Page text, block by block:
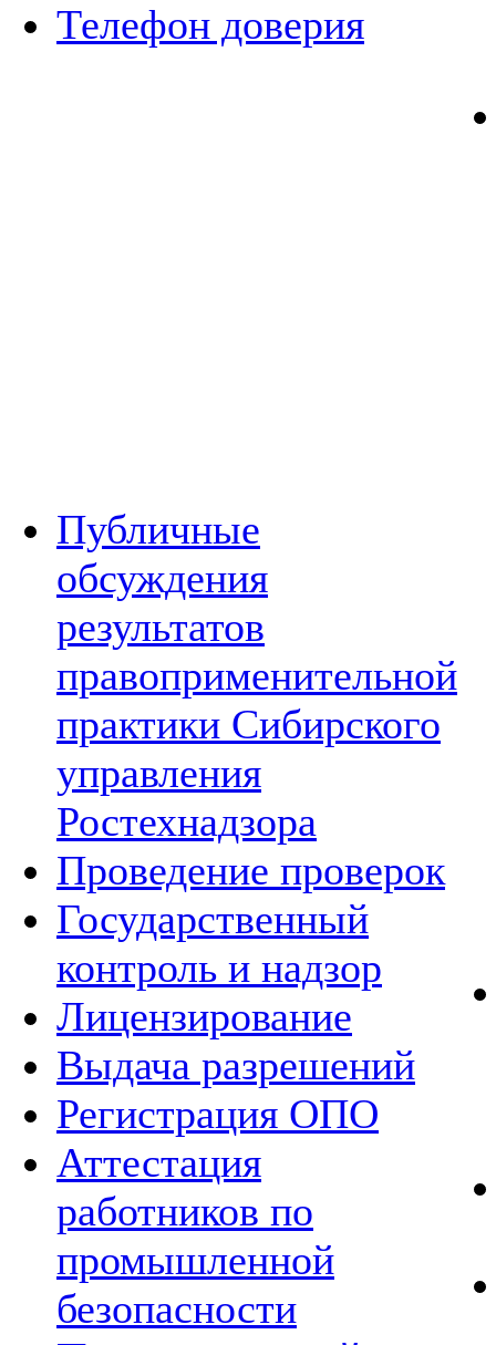
Телефон доверия
Публичные
обсуждения
результатов
правоприменительной
практики Сибирского
управления
Ростехнадзора
Проведение проверок
Государственный
контроль и надзор
Лицензирование
Выдача разрешений
Регистрация ОПО
Аттестация
работников по
промышленной
безопасности